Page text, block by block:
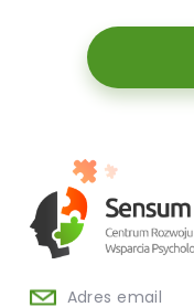
Adres email